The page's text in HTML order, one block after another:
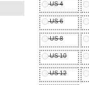
US 4
US 6
US 8
US 10
US 12